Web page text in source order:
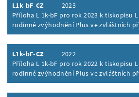
L1k-bF-CZ
2023
Příloha L 1k-bF pro rok 2023 k tiskopisu
rodinné zvýhodnění Plus ve zvláštních
Inhalt aufklappen
L1k-bF-CZ
2022
Příloha L 1k-bF pro rok 2022 k tiskopisu
rodinné zvýhodnění Plus ve zvláštních
Inhalt aufklappen